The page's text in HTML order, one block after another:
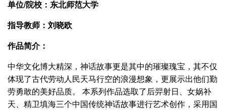
单位/院校：东北师范大学
指导教师：刘晓欧
作品简介：
中华文化博大精深，神话故事更是其中的璀璨瑰宝，其不仅
体现了古代劳动人民天马行空的浪漫想象，更展示出他们勤
劳勇敢的美好品质。 本系列作品选取了后羿射日、女娲补
天、精卫填海三个中国传统神话故事进行艺术创作，采用国